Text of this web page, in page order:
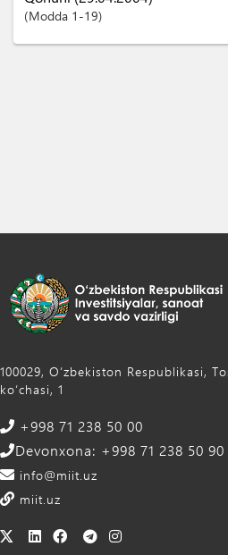
Modda 1-19
100029, Oʻzbekiston Respublikasi,
ko‘chasi, 1
+998 71 238 50 00
Devonxona: +998 71 238 50 90
info@miit.uz
miit.uz